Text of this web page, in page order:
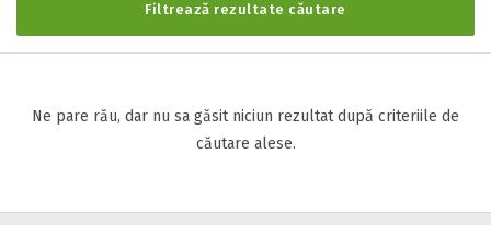
Filtrează rezultate căutare
4 stele / margarete
Selecteaza pretul
Ne pare rău, dar nu sa găsit niciun rezultat după criteriile de
căutare alese.